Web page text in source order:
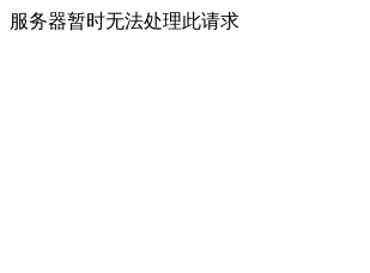
服务器暂时无法处理此请求